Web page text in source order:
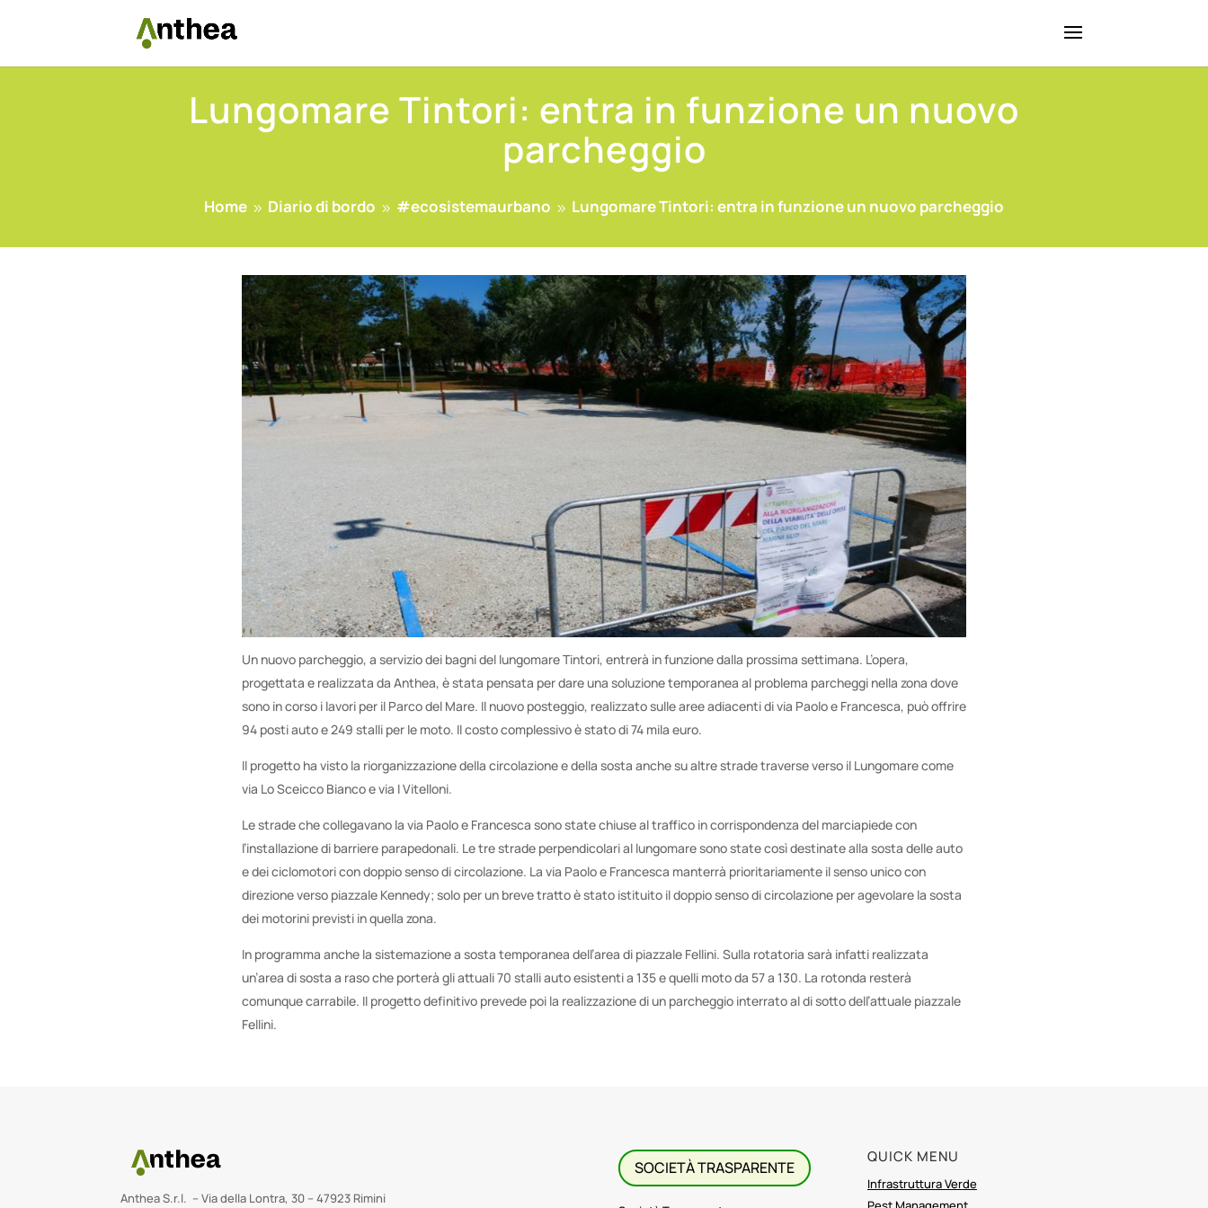
Lungomare Tintori: entra in funzione un nuovo
parcheggio
Home 9 Diario di bordo 9 #ecosistemaurbano 9 Lungomare Tintori: entra in funzione un nuovo parcheggio
Un nuovo parcheggio, a servizio dei bagni del lungomare Tintori, entrerà in funzione dalla prossima settimana. L’opera,
progettata e realizzata da Anthea, è stata pensata per dare una soluzione temporanea al problema parcheggi nella zona dove
sono in corso i lavori per il Parco del Mare. Il nuovo posteggio, realizzato sulle aree adiacenti di via Paolo e Francesca, può offrire
94 posti auto e 249 stalli per le moto. Il costo complessivo è stato di 74 mila euro.
Il progetto ha visto la riorganizzazione della circolazione e della sosta anche su altre strade traverse verso il Lungomare come
via Lo Sceicco Bianco e via I Vitelloni.
Le strade che collegavano la via Paolo e Francesca sono state chiuse al traffico in corrispondenza del marciapiede con
l’installazione di barriere parapedonali. Le tre strade perpendicolari al lungomare sono state così destinate alla sosta delle auto
e dei ciclomotori con doppio senso di circolazione. La via Paolo e Francesca manterrà prioritariamente il senso unico con
direzione verso piazzale Kennedy; solo per un breve tratto è stato istituito il doppio senso di circolazione per agevolare la sosta
dei motorini previsti in quella zona.
In programma anche la sistemazione a sosta temporanea dell’area di piazzale Fellini. Sulla rotatoria sarà infatti realizzata
un’area di sosta a raso che porterà gli attuali 70 stalli auto esistenti a 135 e quelli moto da 57 a 130. La rotonda resterà
comunque carrabile. Il progetto definitivo prevede poi la realizzazione di un parcheggio interrato al di sotto dell’attuale piazzale
Fellini.
Anthea S.r.l. – Via della Lontra, 30 – 47923 Rimini
SOCIETÀ TRASPARENTE
QUICK MENU
Infrastruttura Verde